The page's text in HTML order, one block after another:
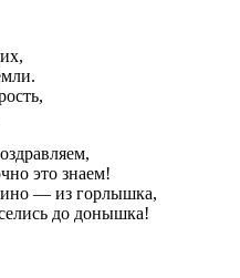
это знаем!
— из горлышка,
до донышка!